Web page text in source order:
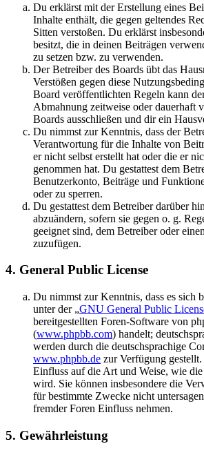
Du erklärst mit der Erstellung eines
Inhalte enthält, die gegen geltendes
Sitten verstoßen. Du erklärst
besitzt, die in deinen Beiträgen
zu setzen bzw. zu verwenden.
Der Betreiber des Boards übt das
Verstößen gegen diese
Board veröffentlichten Regeln kann
Abmahnung zeitweise oder dauerhaft
Boards ausschließen und dir ein
Du nimmst zur Kenntnis, dass der
Verantwortung für die Inhalte von
er nicht selbst erstellt hat oder die er
genommen hat. Du gestattest dem
Benutzerkonto, Beiträge und
oder zu sperren.
Du gestattest dem Betreiber darüber
abzuändern, sofern sie gegen o. g.
geeignet sind, dem Betreiber oder
zuzufügen.
4. General Public License
Du nimmst zur Kenntnis, dass es sich
unter der „GNU General Public
bereitgestellten Foren-Software von
(www.phpbb.com) handelt;
werden durch die deutschsprachige
www.phpbb.de zur Verfügung
Einfluss auf die Art und Weise, wie
wird. Sie können insbesondere die
für bestimmte Zwecke nicht
fremder Foren Einfluss nehmen.
5. Gewährleistung